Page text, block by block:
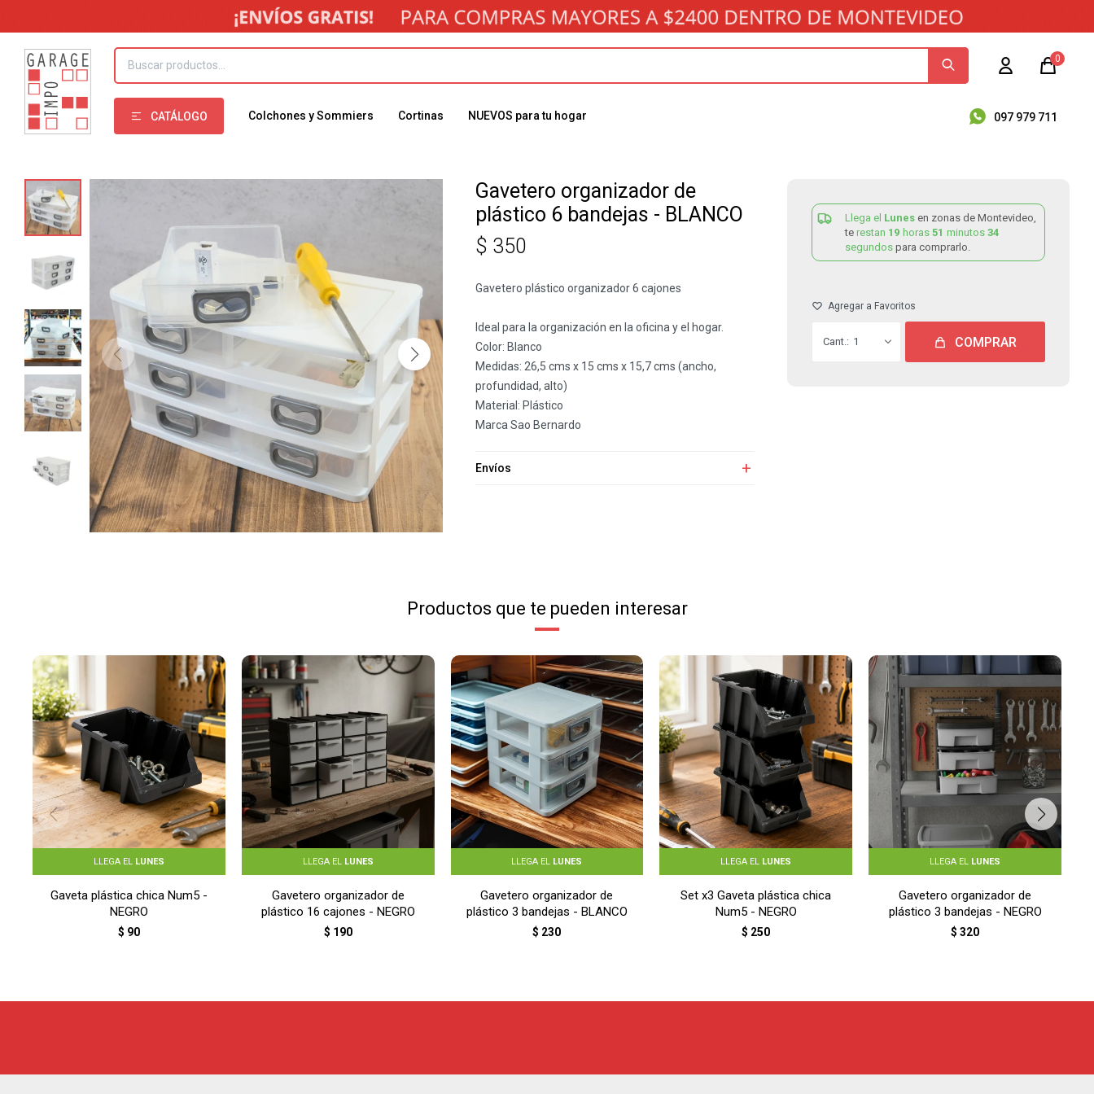
CATÁLOGO Colchones y Sommiers Cortinas NUEVOS para tu hogar 097 979 711
0
Gavetero organizador de
plástico 6 bandejas - BLANCO
$ 350
Gavetero plástico organizador 6 cajones
Ideal para la organización en la oficina y el hogar.
Color: Blanco
Medidas: 26,5 cms x 15 cms x 15,7 cms (ancho,
profundidad, alto)
Material: Plástico
Marca Sao Bernardo
Envíos
Llega el Lunes en zonas de Montevideo,
te restan 19 horas 51 minutos 34
segundos para comprarlo.
1 COMPRAR
Productos que te pueden interesar
LLEGA EL LUNES
Gaveta plástica chica Num5 -
NEGRO
$ 90
LLEGA EL LUNES
Gavetero organizador de
plástico 16 cajones - NEGRO
$ 190
LLEGA EL LUNES
Gavetero organizador de
plástico 3 bandejas - BLANCO
$ 230
LLEGA EL LUNES
Set x3 Gaveta plástica chica
Num5 - NEGRO
$ 250
LLEGA EL LUNES
Gavetero organizador de
plástico 3 bandejas - NEGRO
$ 320